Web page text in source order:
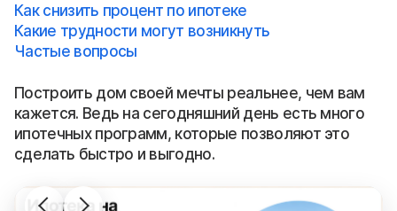
Как снизить процент по ипотеке
Какие трудности могут возникнуть
Частые вопросы
Построить дом своей мечты реальнее, чем вам
кажется. Ведь на сегодняшний день есть много
ипотечных программ, которые позволяют это
сделать быстро и выгодно.